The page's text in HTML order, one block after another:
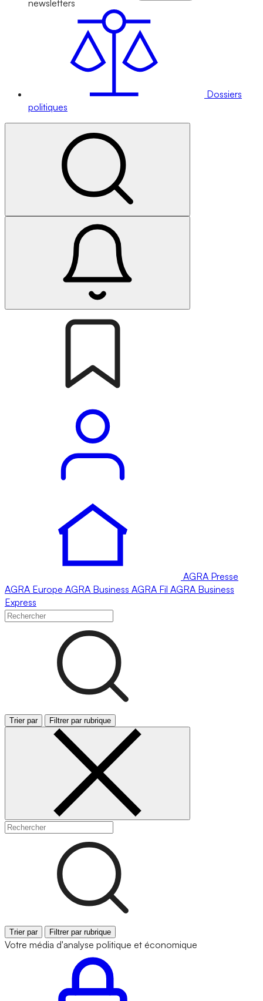
newsletters
Dossiers
politiques
AGRA Presse
AGRA Europe AGRA Business AGRA Fil AGRA Business
Express
Trier par Filtrer par rubrique
Trier par Filtrer par rubrique
Votre média d'analyse politique et économique